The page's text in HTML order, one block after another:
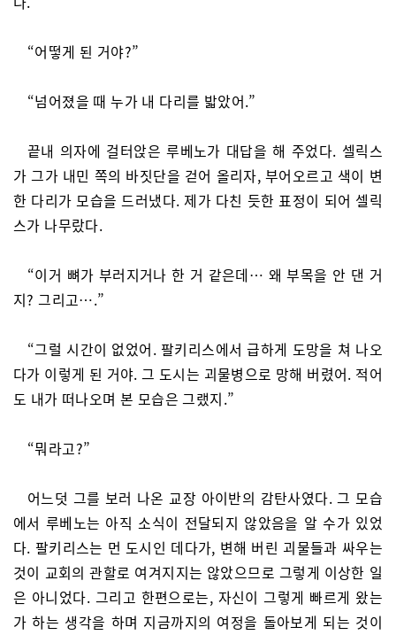
“어떻게 된 거야?”
“넘어졌을 때 누가 내 다리를 밟았어.”
끝내 의자에 걸터앉은 루베노가 대답을 해 주었다. 셀릭스
가 그가 내민 쪽의 바짓단을 걷어 올리자, 부어오르고 색이 변
한 다리가 모습을 드러냈다. 제가 다친 듯한 표정이 되어 셀릭
스가 나무랐다.
“이거 뼈가 부러지거나 한 거 같은데… 왜 부목을 안 댄 거
지? 그리고….”
“그럴 시간이 없었어. 팔키리스에서 급하게 도망을 쳐 나오
다가 이렇게 된 거야. 그 도시는 괴물병으로 망해 버렸어. 적어
도 내가 떠나오며 본 모습은 그랬지.”
“뭐라고?”
어느덧 그를 보러 나온 교장 아이반의 감탄사였다. 그 모습
에서 루베노는 아직 소식이 전달되지 않았음을 알 수가 있었
다. 팔키리스는 먼 도시인 데다가, 변해 버린 괴물들과 싸우는
것이 교회의 관할로 여겨지지는 않았으므로 그렇게 이상한 일
은 아니었다. 그리고 한편으로는, 자신이 그렇게 빠르게 왔는
가 하는 생각을 하며 지금까지의 여정을 돌아보게 되는 것이